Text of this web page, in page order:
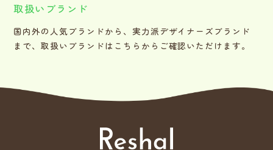
取扱いブランド
国内外の人気ブランドから、実力派デザイナーズブランド
まで、取扱いブランドはこちらからご確認いただけます。